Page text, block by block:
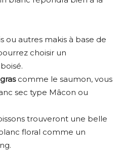
ou autres makis à base de
choisir un
comme le saumon, vous
sec type Mâcon ou
trouveront une belle
floral comme un